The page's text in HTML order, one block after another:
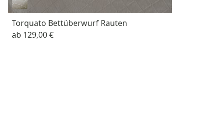
Torquato Bettüberwurf Rauten
ab 129,00 €